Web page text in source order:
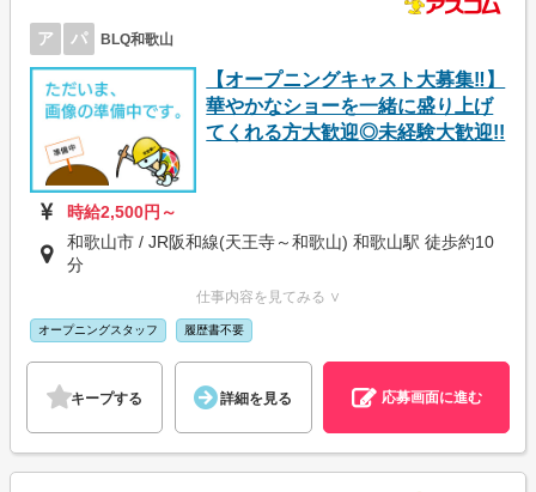
ア パ BLQ和歌山
【オープニングキャスト大募集‼】
華やかなショーを一緒に盛り上げ
てくれる方大歓迎◎未経験大歓迎!!
時給2,500円～
和歌山市 / JR阪和線(天王寺～和歌山) 和歌山駅 徒歩約10
分
仕事内容を見てみる ∨
オープニングスタッフ 履歴書不要
キープする 詳細を見る 応募画面に進む